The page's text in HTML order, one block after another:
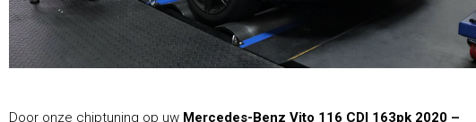
Door onze chiptuning op uw Mercedes-Benz Vito 116 CDI 163pk 2020 –